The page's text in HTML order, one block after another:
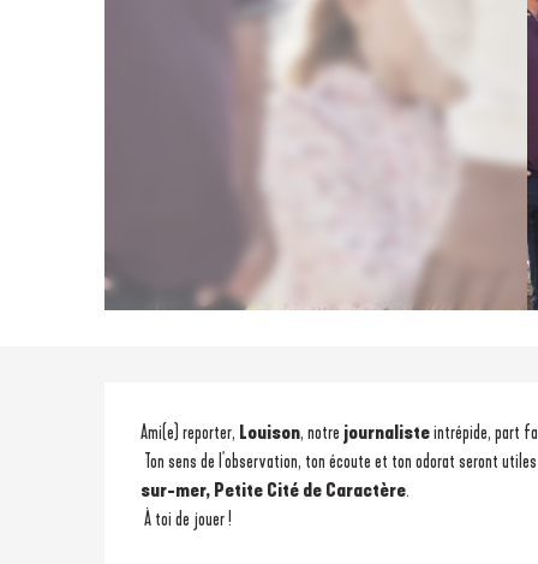
Description
Ami(e) reporter, Louison, notre journaliste intrépide, part
Ton sens de l'observation, ton écoute et ton odorat seront
sur-mer, Petite Cité de Caractère.
À toi de jouer !